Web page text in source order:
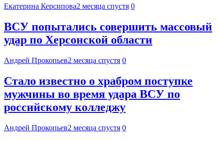
Екатерина Керсипова2 месяца спустя 0
ВСУ попытались совершить массовый
удар по Херсонской области
Андрей Прокопьев2 месяца спустя 0
Стало известно о храбром поступке
мужчины во время удара ВСУ по
российскому колледжу
Андрей Прокопьев2 месяца спустя 0